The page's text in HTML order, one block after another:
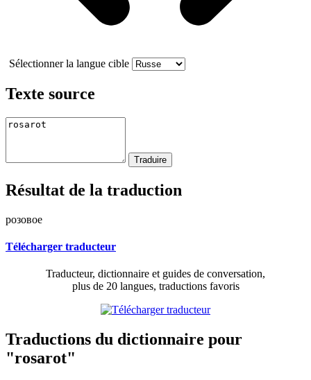
Sélectionner la langue cible
Texte source
Résultat de la traduction
розовое
Télécharger traducteur
Traducteur, dictionnaire et guides de conversation,
plus de 20 langues, traductions favoris
Traductions du dictionnaire pour
"rosarot"